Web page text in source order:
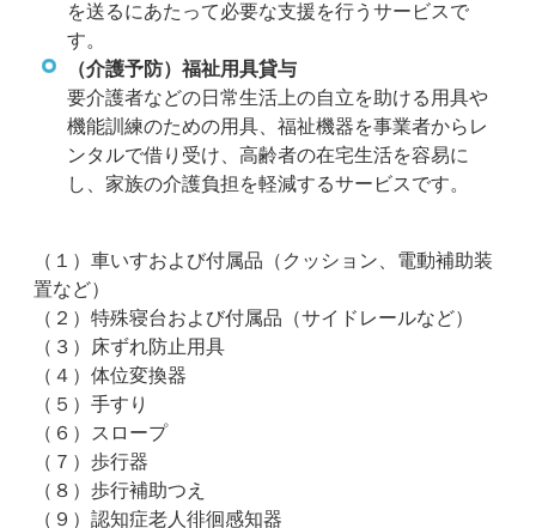
を送るにあたって必要な支援を行うサービスで
す。
（介護予防）福祉用具貸与
要介護者などの日常生活上の自立を助ける用具や
機能訓練のための用具、福祉機器を事業者からレ
ンタルで借り受け、高齢者の在宅生活を容易に
し、家族の介護負担を軽減するサービスです。
（１）車いすおよび付属品（クッション、電動補助装
置など）
（２）特殊寝台および付属品（サイドレールなど）
（３）床ずれ防止用具
（４）体位変換器
（５）手すり
（６）スロープ
（７）歩行器
（８）歩行補助つえ
（９）認知症老人徘徊感知器